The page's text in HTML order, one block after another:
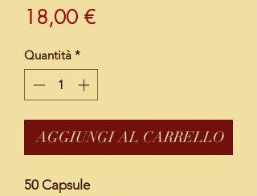
18,00 €Prezzo
Quantità *
AGGIUNGI AL CARRELLO
50 Capsule